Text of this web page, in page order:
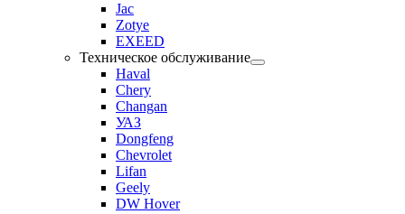
Jac
Zotye
EXEED
Техническое обслуживание
Haval
Chery
Changan
УАЗ
Dongfeng
Chevrolet
Lifan
Geely
DW Hover